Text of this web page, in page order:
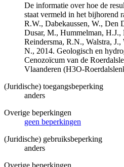
De informatie over hoe de
staat vermeld in het bijhorend
R.W., Dabekaussen, W., Den
Dusar, M., Hummelman,
Reindersma, R.N., Walstra,
N., 2014. Geologisch en
Cenozoïcum van de
Vlaanderen (H3O-
(Juridische) toegangsbeperking
anders
Overige beperkingen
geen beperkingen
(Juridische) gebruiksbeperking
anders
Overige beperkingen